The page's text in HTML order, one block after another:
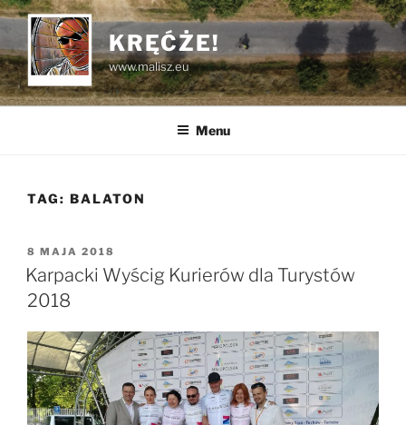
Przejdź
treści
KRĘĆŻE!
www.malisz.eu
Menu
TAG: BALATON
OPUBLIKOWANE
W
8 MAJA 2018
Karpacki Wyścig Kurierów dla Turystów
2018